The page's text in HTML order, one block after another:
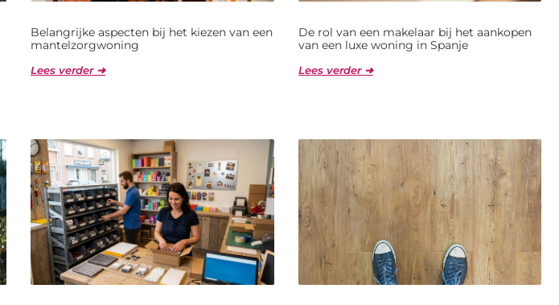
Belangrijke aspecten bij het kiezen van een
mantelzorgwoning
Lees verder ➜
De rol van een makelaar bij het aankopen
van een luxe woning in Spanje
Lees verder ➜